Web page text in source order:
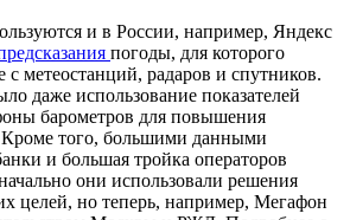
и в России, например, Яндекс
погоды, для которого
с метеостанций, радаров и спутников.
даже использование показателей
барометров для повышения
Кроме того, большими данными
и большая тройка операторов
они использовали решения
целей, но теперь, например, Мегафон